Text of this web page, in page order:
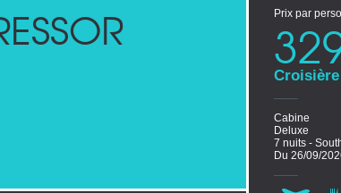
Prix par
Cabine
Deluxe
7 nuits -
Du 26/09/